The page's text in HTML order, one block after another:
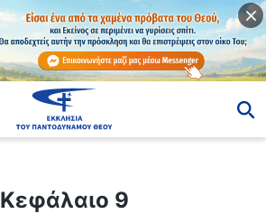
Κεφάλαιο 9